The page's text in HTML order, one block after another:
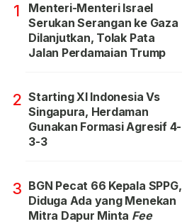
1
Menteri-Menteri Israel
Serukan Serangan ke Gaza
Dilanjutkan, Tolak Pata
Jalan Perdamaian Trump
2 Starting XI Indonesia Vs
Singapura, Herdaman
Gunakan Formasi Agresif 4-
3-3
3 BGN Pecat 66 Kepala SPPG,
Diduga Ada yang Menekan
Mitra Dapur Minta Fee